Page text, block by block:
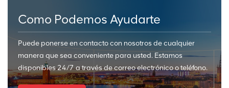
Como Podemos Ayudarte
Puede ponerse en contacto con nosotros de cualquier
manera que sea conveniente para usted. Estamos
disponibles 24/7 a través de correo electrónico o teléfono.